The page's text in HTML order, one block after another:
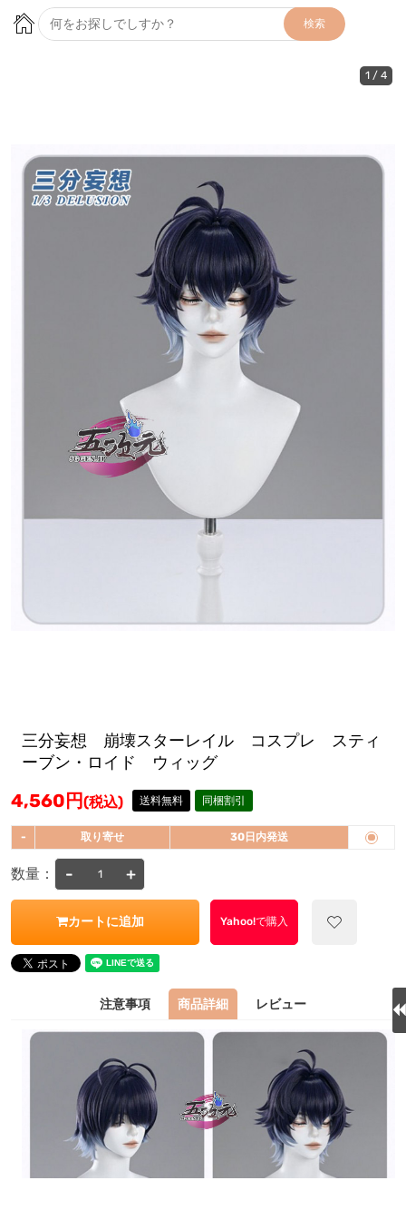
検索
1 / 4
三分妄想 崩壊スターレイル コスプレ スティ
ーブン・ロイド ウィッグ
4,560 円(税込) 送料無料 同梱割引
- 取り寄せ 30日内発送
数量： - +
カートに追加 Yahoo!で購入
注意事項 商品詳細 レビュー